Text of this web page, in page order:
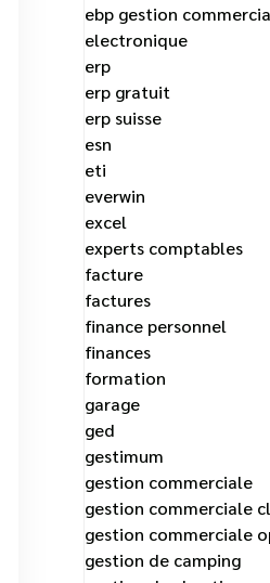
ebp gestion
electronique
erp
erp gratuit
erp suisse
esn
eti
everwin
excel
experts comptables
facture
factures
finance personnel
finances
formation
garage
ged
gestimum
gestion commerciale
gestion commerciale
gestion commerciale
gestion de camping